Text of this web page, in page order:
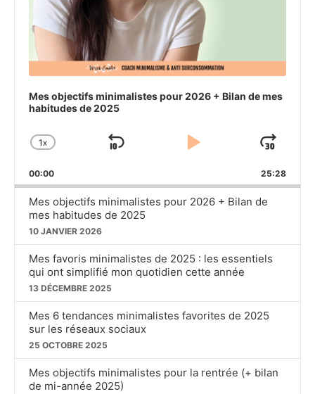
Mes objectifs minimalistes pour 2026 + Bilan de mes
habitudes de 2025
CHANGE
RATE
1X
SKIP
PLAY
PAUSE
00:00 25:28
Mes objectifs minimalistes pour 2026 + Bilan de
mes habitudes de 2025
10 JANVIER 2026
Mes favoris minimalistes de 2025 : les essentiels
qui ont simplifié mon quotidien cette année
13 DÉCEMBRE 2025
Mes 6 tendances minimalistes favorites de 2025
sur les réseaux sociaux
25 OCTOBRE 2025
Mes objectifs minimalistes pour la rentrée (+ bilan
de mi-année 2025)